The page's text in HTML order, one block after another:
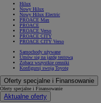
Hilux
Nowy Hilux
Nowy Hilux Electric
PROACE Max
PROACE
PROACE Verso
PROACE CITY
PROACE CITY Verso
Samochody używane
Umów się na jazdę testową
Zobacz wszystkie cenniki
Konfiguruj swoją Toyotę
Oferty specjalne i Finansowanie
Oferty specjalne i Finansowanie
Aktualne oferty